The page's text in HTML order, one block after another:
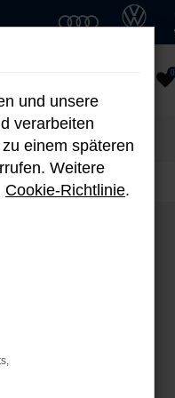
0
und unsere
verarbeiten
einem späteren
Weitere
Cookie-Richtlinie.